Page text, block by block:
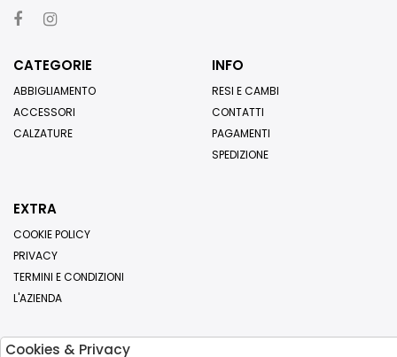
CATEGORIE
ABBIGLIAMENTO
ACCESSORI
CALZATURE
INFO
RESI E CAMBI
CONTATTI
PAGAMENTI
SPEDIZIONE
EXTRA
COOKIE POLICY
PRIVACY
TERMINI E CONDIZIONI
L'AZIENDA
Cookies & Privacy